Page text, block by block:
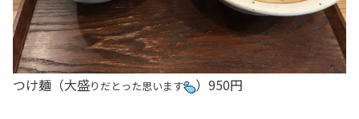
つけ麺（大盛りだとった思います ）950円